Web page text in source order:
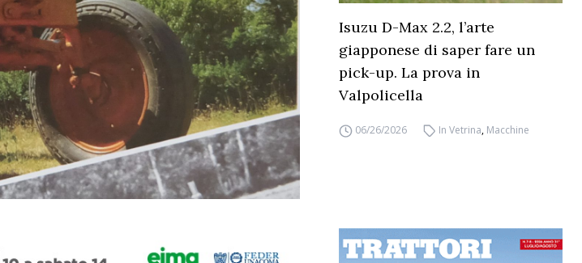
Isuzu D-Max 2.2, l’arte
giapponese di saper fare un
pick-up. La prova in
Valpolicella
06/26/2026 In Vetrina, Macchine